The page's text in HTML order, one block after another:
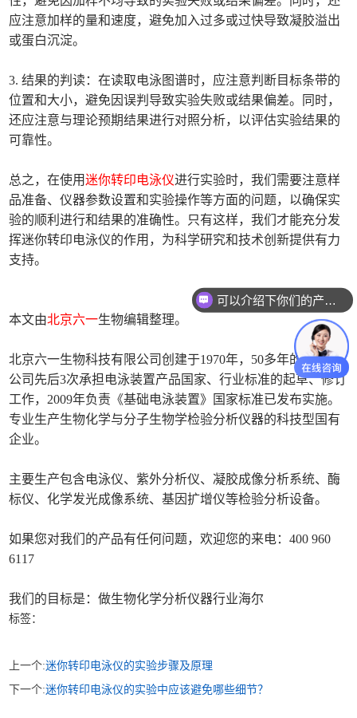
应注意加样的量和速度，避免加入过多或过快导致凝胶溢出
或蛋白沉淀。
3. 结果的判读：在读取电泳图谱时，应注意判断目标条带的
位置和大小，避免因误判导致实验失败或结果偏差。同时，
还应注意与理论预期结果进行对照分析，以评估实验结果的
可靠性。
总之，在使用迷你转印电泳仪进行实验时，我们需要注意样
品准备、仪器参数设置和实验操作等方面的问题，以确保实
验的顺利进行和结果的准确性。只有这样，我们才能充分发
挥迷你转印电泳仪的作用，为科学研究和技术创新提供有力
支持。
本文由北京六一生物编辑整理。
北京六一生物科技有限公司创建于1970年，50多年的历史，
公司先后3次承担电泳装置产品国家、行业标准的起草、修订
工作，2009年负责《基础电泳装置》国家标准已发布实施。
专业生产生物化学与分子生物学检验分析仪器的科技型国有
企业。
主要生产包含电泳仪、紫外分析仪、凝胶成像分析系统、酶
标仪、化学发光成像系统、基因扩增仪等检验分析设备。
如果您对我们的产品有任何问题，欢迎您的来电：400 960
6117
我们的目标是：做生物化学分析仪器行业海尔
标签：
上一个:迷你转印电泳仪的实验步骤及原理
下一个:迷你转印电泳仪的实验中应该避免哪些细节？